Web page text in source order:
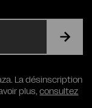
La désinscription
plus,consultez